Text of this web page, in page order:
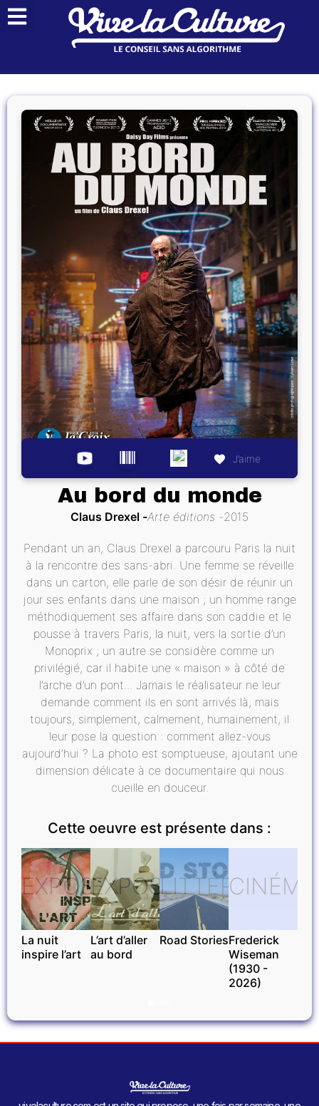
J’aime
Au bord du monde
Claus Drexel Arte éditions 2015
Pendant un an, Claus Drexel a parcouru Paris la nuit
à la rencontre des sans-abri. Une femme se réveille
dans un carton, elle parle de son désir de réunir un
jour ses enfants dans une maison ; un homme range
méthodiquement ses affaire dans son caddie et le
pousse à travers Paris, la nuit, vers la sortie d’un
Monoprix ; un autre se considère comme un
privilégié, car il habite une « maison » à côté de
l’arche d’un pont... Jamais le réalisateur ne leur
demande comment ils en sont arrivés là, mais
toujours, simplement, calmement, humainement, il
leur pose la question : comment allez-vous
aujourd’hui ? La photo est somptueuse, ajoutant une
dimension délicate à ce documentaire qui nous
cueille en douceur.
Cette oeuvre est présente dans :
EXPOSITIONS
La nuit
inspire l’art
EXPOSITIONS
L’art d’aller
au bord
LITTÉRATURE
Road Stories
CINÉMA
Frederick
Wiseman
(1930 -
2026)